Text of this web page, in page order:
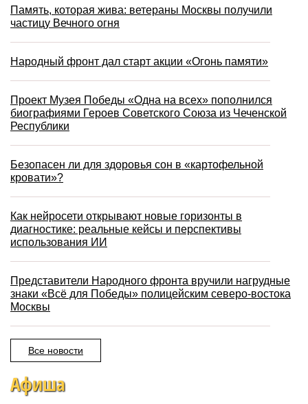
Память, которая жива: ветераны Москвы получили
частицу Вечного огня
Народный фронт дал старт акции «Огонь памяти»
Проект Музея Победы «Одна на всех» пополнился
биографиями Героев Советского Союза из Чеченской
Республики
Безопасен ли для здоровья сон в «картофельной
кровати»?
Как нейросети открывают новые горизонты в
диагностике: реальные кейсы и перспективы
использования ИИ
Представители Народного фронта вручили нагрудные
знаки «Всё для Победы» полицейским северо-востока
Москвы
Все новости
Афиша